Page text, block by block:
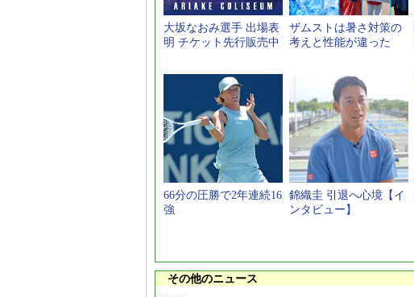
大坂なおみ選手 出場表
明 チケット先行販売中
ザムストは暑さ対策の
考えと性能が違った
66分の圧勝で2年連続16
強
錦織圭 引退へ心境【イ
ンタビュー】
その他のニュース